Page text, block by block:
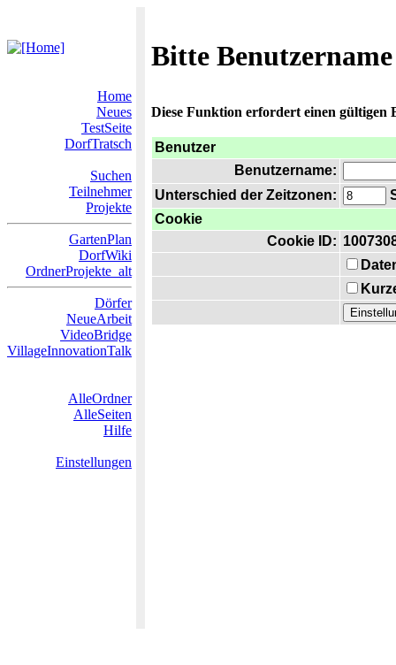
Bitte
Home
Neues
TestSeite
DorfTratsch
Suchen
Teilnehmer
Projekte
GartenPlan
DorfWiki
OrdnerProjekte_alt
Dörfer
NeueArbeit
VideoBridge
VillageInnovationTalk
AlleOrdner
AlleSeiten
Hilfe
Einstellungen
Diese Funktion erfordert einen gültigen
Benutzer
Benutzername:
Unterschied der Zeitzonen:
Cookie
Cookie ID: